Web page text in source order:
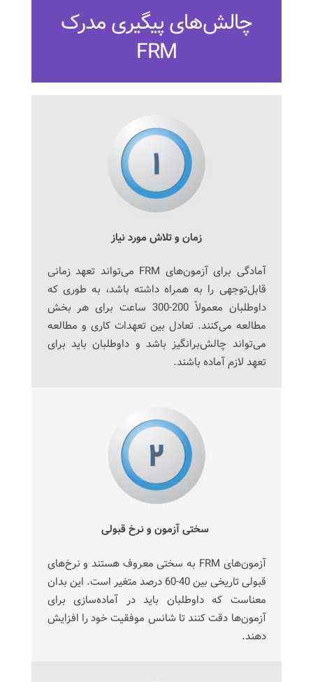
چالش‌های پیگیری مدرک
FRM
زمان و تلاش مورد نیاز
آمادگی برای آزمون‌های FRM می‌تواند تعهد زمانی
قابل‌توجهی را به همراه داشته باشد، به طوری که
داوطلبان معمولاً 200-300 ساعت برای هر بخش
مطالعه می‌کنند. تعادل بین تعهدات کاری و مطالعه
می‌تواند چالش‌برانگیز باشد و داوطلبان باید برای
تعهد لازم آماده باشند.
سختی آزمون و نرخ قبولی
آزمون‌های FRM به سختی معروف هستند و نرخ‌های
قبولی تاریخی بین 40-60 درصد متغیر است. این بدان
معناست که داوطلبان باید در آماده‌سازی برای
آزمون‌ها دقت کنند تا شانس موفقیت خود را افزایش
دهند.